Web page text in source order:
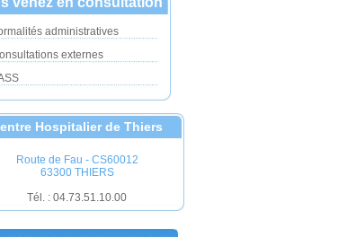
administratives
externes
Hospitalier de Thiers
Route de Fau - CS60012
63300 THIERS
Tél. : 04.73.51.10.00